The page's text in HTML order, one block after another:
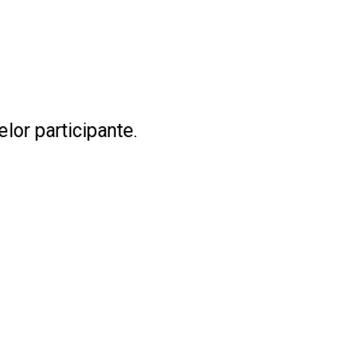
participante.